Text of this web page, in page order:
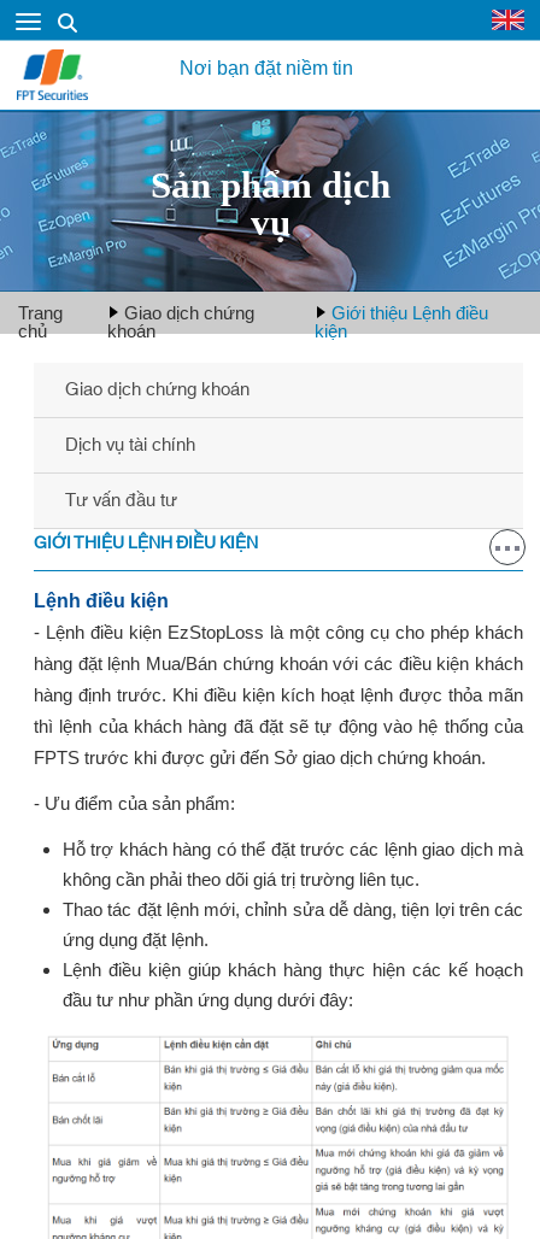
Nơi bạn đặt niềm tin
Sản phẩm dịch
vụ
Trang
chủ
Giao dịch chứng
khoán
Giới thiệu Lệnh điều
kiện
Giao dịch chứng khoán
Dịch vụ tài chính
Tư vấn đầu tư
GIỚI THIỆU LỆNH ĐIỀU KIỆN
Lệnh điều kiện
- Lệnh điều kiện EzStopLoss là một công cụ cho phép khách
hàng đặt lệnh Mua/Bán chứng khoán với các điều kiện khách
hàng định trước. Khi điều kiện kích hoạt lệnh được thỏa mãn
thì lệnh của khách hàng đã đặt sẽ tự động vào hệ thống của
FPTS trước khi được gửi đến Sở giao dịch chứng khoán.
- Ưu điểm của sản phẩm:
Hỗ trợ khách hàng có thể đặt trước các lệnh giao dịch mà
không cần phải theo dõi giá trị trường liên tục.
Thao tác đặt lệnh mới, chỉnh sửa dễ dàng, tiện lợi trên các
ứng dụng đặt lệnh.
Lệnh điều kiện giúp khách hàng thực hiện các kế hoạch
đầu tư như phần ứng dụng dưới đây: